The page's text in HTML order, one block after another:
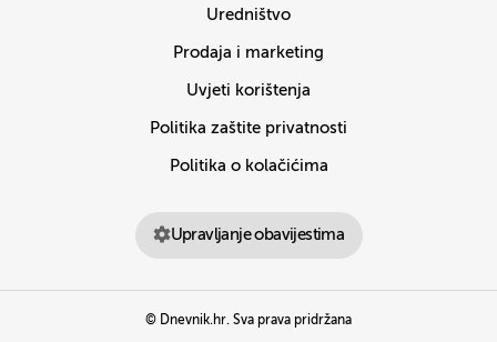
Uredništvo
Prodaja i marketing
Uvjeti korištenja
Politika zaštite privatnosti
Politika o kolačićima
Upravljanje obavijestima
© Dnevnik.hr. Sva prava pridržana